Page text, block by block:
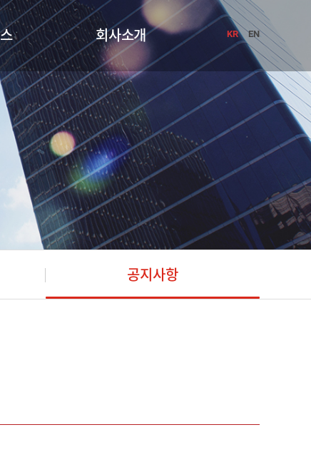
회사소개 KR EN
공지사항